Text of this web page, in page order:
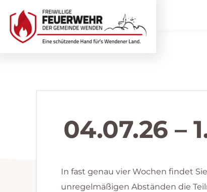
Hauptnavigation
springen
Inhalt
springen
04.07.26 –
In fast genau vier Wochen findet
unregelmäßigen Abständen die